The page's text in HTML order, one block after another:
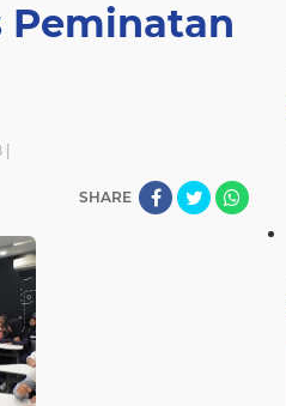
Peminatan
SHARE